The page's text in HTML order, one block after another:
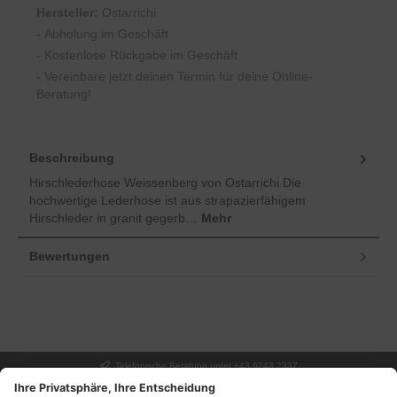
Hersteller: Ostarrichi
- Abholung im Geschäft
- Kostenlose Rückgabe im Geschäft
- Vereinbare jetzt deinen Termin für deine Online-
Beratung!
Beschreibung
Hirschlederhose Weissenberg von Ostarrichi Die
hochwertige Lederhose ist aus strapazierfähigem
Hirschleder in granit gegerb…
Mehr
Bewertungen
Telefonische Beratung unter +43 6243 2337